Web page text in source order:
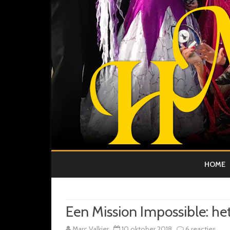
HOME
Een Mission Impossible: